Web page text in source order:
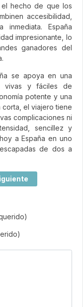
el hecho de que los
accesibilidad,
España
impresionante, lo
ganadores del
se apoya en una
vivas y fáciles de
potente y una
corta, el viajero tiene
complicaciones ni
sencillez y
a España en uno
de dos a
del suroeste
siguiente: